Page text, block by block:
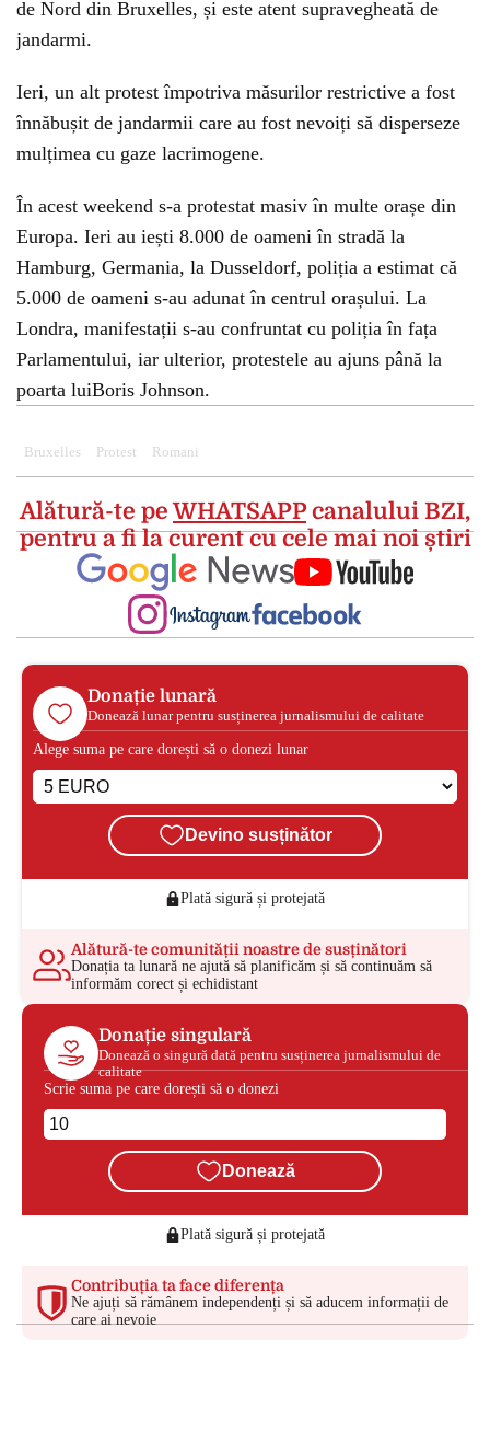
de Nord din Bruxelles, și este atent supravegheată de
jandarmi.
Ieri, un alt protest împotriva măsurilor restrictive a fost
înnăbușit de jandarmii care au fost nevoiți să disperseze
mulțimea cu gaze lacrimogene.
În acest weekend s-a protestat masiv în multe orașe din
Europa. Ieri au iești 8.000 de oameni în stradă la
Hamburg, Germania, la Dusseldorf, poliția a estimat că
5.000 de oameni s-au adunat în centrul orașului. La
Londra, manifestații s-au confruntat cu poliția în fața
Parlamentului, iar ulterior, protestele au ajuns până la
poarta luiBoris Johnson.
Bruxelles Protest Romani
Alătură-te peWHATSAPPcanalului BZI,
pentru a fi la curent cu cele mai noi știri
Donație lunară
Donează lunar pentru susținerea jurnalismului de calitate
Alege suma pe care dorești să o donezi lunar
Devino susținător
Plată sigură și protejată
Alătură-te comunității noastre de susținători
Donația ta lunară ne ajută să planificăm și să continuăm să
informăm corect și echidistant
Donație singulară
Donează o singură dată pentru susținerea jurnalismului de
calitate
Scrie suma pe care dorești să o donezi
Donează
Plată sigură și protejată
Contribuția ta face diferența
Ne ajuți să rămânem independenți și să aducem informații de
care ai nevoie